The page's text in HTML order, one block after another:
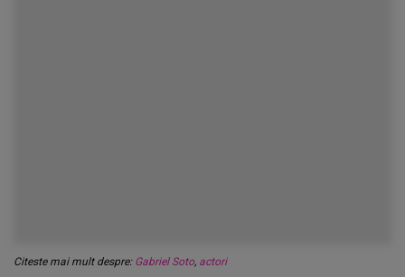
Citeste mai mult despre: Gabriel Soto, actori